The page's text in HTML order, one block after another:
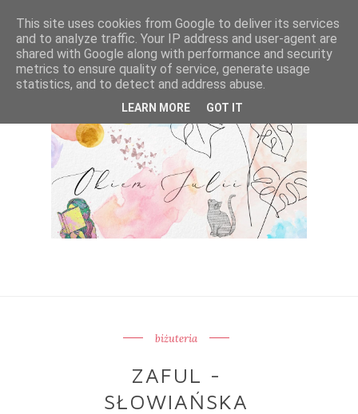
biżuteria
ZAFUL -
SŁOWIAŃSKA
This site uses cookies from Google to deliver its services
and to analyze traffic. Your IP address and user-agent are
shared with Google along with performance and security
metrics to ensure quality of service, generate usage
statistics, and to detect and address abuse.
LEARN MORE GOT IT